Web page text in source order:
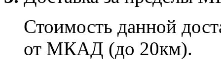
Стоимость данной
от МКАД (до 20км).